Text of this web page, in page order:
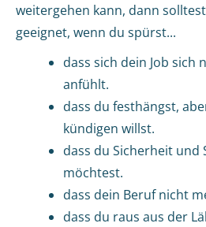
weitergehen kann, dann
geeignet, wenn du spürst...
dass sich dein Job sich
anfühlt.
dass du festhängst,
kündigen willst.
dass du Sicherheit und
möchtest.
dass dein Beruf nicht
dass du raus aus der